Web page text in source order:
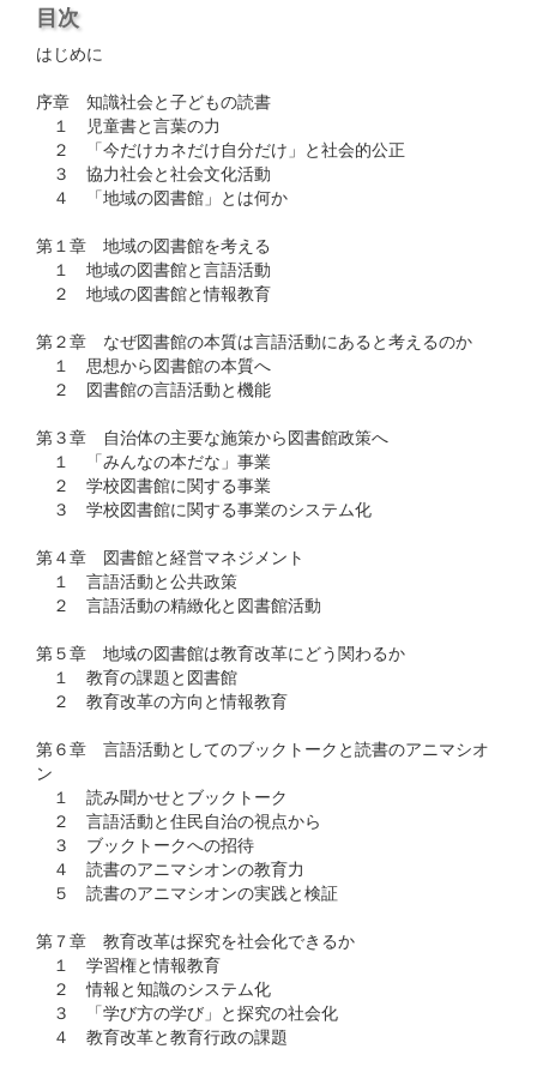
目次
はじめに
序章 知識社会と子どもの読書
１ 児童書と言葉の力
２ 「今だけカネだけ自分だけ」と社会的公正
３ 協力社会と社会文化活動
４ 「地域の図書館」とは何か
第１章 地域の図書館を考える
１ 地域の図書館と言語活動
２ 地域の図書館と情報教育
第２章 なぜ図書館の本質は言語活動にあると考えるのか
１ 思想から図書館の本質へ
２ 図書館の言語活動と機能
第３章 自治体の主要な施策から図書館政策へ
１ 「みんなの本だな」事業
２ 学校図書館に関する事業
３ 学校図書館に関する事業のシステム化
第４章 図書館と経営マネジメント
１ 言語活動と公共政策
２ 言語活動の精緻化と図書館活動
第５章 地域の図書館は教育改革にどう関わるか
１ 教育の課題と図書館
２ 教育改革の方向と情報教育
第６章 言語活動としてのブックトークと読書のアニマシオ
ン
１ 読み聞かせとブックトーク
２ 言語活動と住民自治の視点から
３ ブックトークへの招待
４ 読書のアニマシオンの教育力
５ 読書のアニマシオンの実践と検証
第７章 教育改革は探究を社会化できるか
１ 学習権と情報教育
２ 情報と知識のシステム化
３ 「学び方の学び」と探究の社会化
４ 教育改革と教育行政の課題